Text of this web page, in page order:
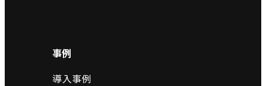
事例
導入事例